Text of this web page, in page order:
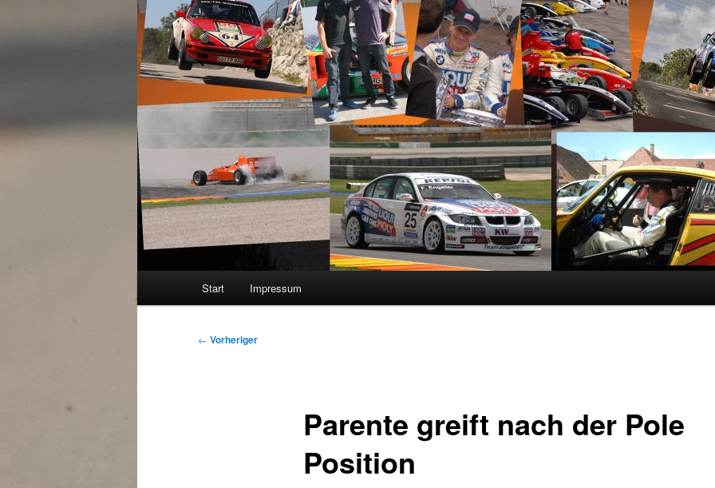
Start Impressum
Beitragsnavigation
← Vorheriger
Parente greift nach der Pole
Position